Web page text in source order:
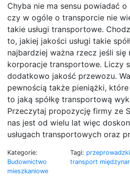
Chyba nie ma sensu powiadać
czy w ogóle o transporcie nie
takie usługi transportowe.
to, jakiej jakości usługi takie
najbardziej ważna rzecz jeśli się
korporacje transportowe. Liczy
dodatkowo jakość przewozu.
pewnością także pieniążki, które
to jaką spółkę transportową
Przeczytaj propozycję firmy ze
nas jest od wielu lat więc
usługach transportowych oraz
Kategorie:
Budownictwo
mieszkaniowe
Tagi: przeprowadzki
transport